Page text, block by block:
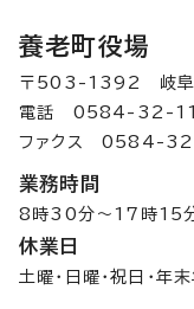
養老町役場
〒503-1392 岐阜
電話 0584-32-
ファクス 0584-
業務時間
8時30分～17時15
休業日
土曜・日曜・祝日・